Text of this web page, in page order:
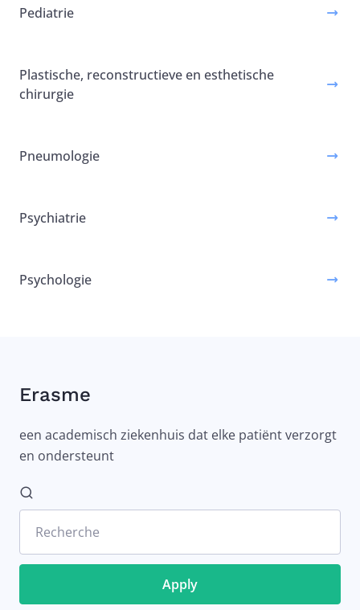
Pediatrie
Plastische, reconstructieve en esthetische
chirurgie
Pneumologie
Psychiatrie
Psychologie
Erasme
een academisch ziekenhuis dat elke patiënt verzorgt
en ondersteunt
Recherche